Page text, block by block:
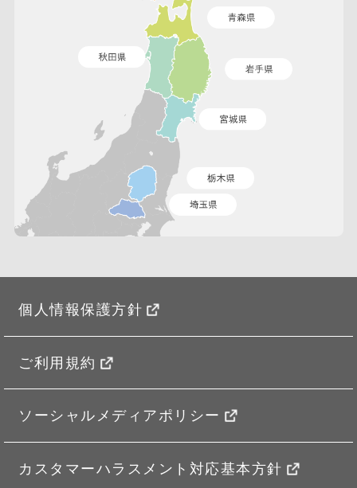
個人情報保護方針
ご利用規約
ソーシャルメディアポリシー
カスタマーハラスメント対応基本方針